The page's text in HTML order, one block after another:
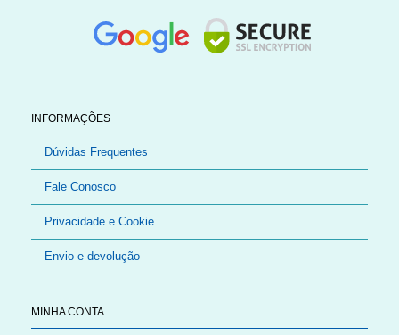
INFORMAÇÕES
Dúvidas Frequentes
Fale Conosco
Privacidade e Cookie
Envio e devolução
MINHA CONTA